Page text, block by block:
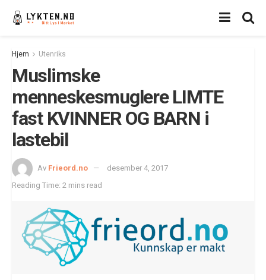
Hjem Utenriks
Muslimske
menneskesmuglere LIMTE
fast KVINNER OG BARN i
lastebil
Av Frieord.no
desember 4, 2017
Reading Time: 2 mins read